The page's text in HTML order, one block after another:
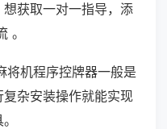
获取一对一指导，添
。
将机程序控牌器一般是
杂安装操作就能实现